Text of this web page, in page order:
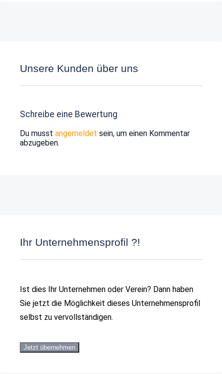
Unsere Kunden über uns
Schreibe eine Bewertung
Du musst angemeldet sein, um einen Kommentar
abzugeben.
Ihr Unternehmensprofil ?!
Ist dies Ihr Unternehmen oder Verein? Dann haben
Sie jetzt die Möglichkeit dieses Unternehmensprofil
selbst zu vervollständigen.
Jetzt übernehmen